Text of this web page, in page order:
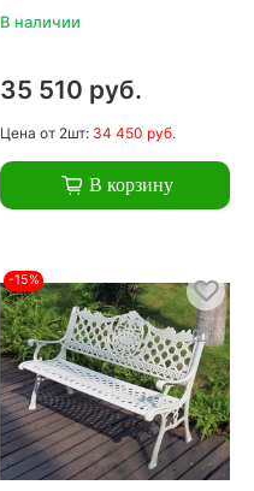
В наличии
35 510 руб.
Цена от 2шт: 34 450 руб.
В корзину
-15%